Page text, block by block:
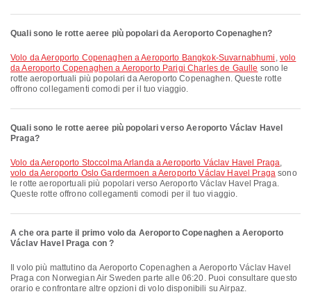
Quali sono le rotte aeree più popolari da Aeroporto Copenaghen?
volo da Aeroporto Copenaghen a Aeroporto Bangkok-Suvarnabhumi , volo
da Aeroporto Copenaghen a Aeroporto Parigi Charles de Gaulle sono le
rotte aeroportuali più popolari da Aeroporto Copenaghen. Queste rotte
offrono collegamenti comodi per il tuo viaggio.
Quali sono le rotte aeree più popolari verso Aeroporto Václav Havel
Praga?
volo da Aeroporto Stoccolma Arlanda a Aeroporto Václav Havel Praga,
volo da Aeroporto Oslo Gardermoen a Aeroporto Václav Havel Pragasono
le rotte aeroportuali più popolari verso Aeroporto Václav Havel Praga.
Queste rotte offrono collegamenti comodi per il tuo viaggio.
A che ora parte il primo volo da Aeroporto Copenaghen a Aeroporto
Václav Havel Praga con ?
Praga con Norwegian Air Sweden parte alle 06:20. Puoi consultare questo
orario e confrontare altre opzioni di volo disponibili su Airpaz.